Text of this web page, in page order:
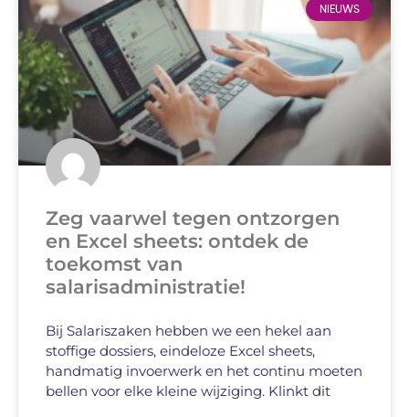
NIEUWS
Zeg vaarwel tegen ontzorgen
en Excel sheets: ontdek de
toekomst van
salarisadministratie!
Bij Salariszaken hebben we een hekel aan
stoffige dossiers, eindeloze Excel sheets,
handmatig invoerwerk en het continu moeten
bellen voor elke kleine wijziging. Klinkt dit